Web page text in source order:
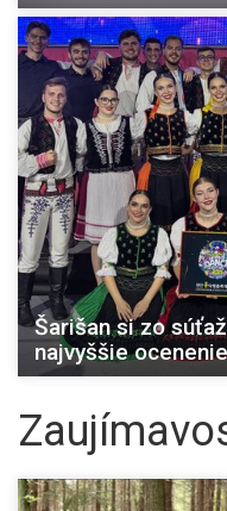
Šarišan si zo
najvyššie ocenenie